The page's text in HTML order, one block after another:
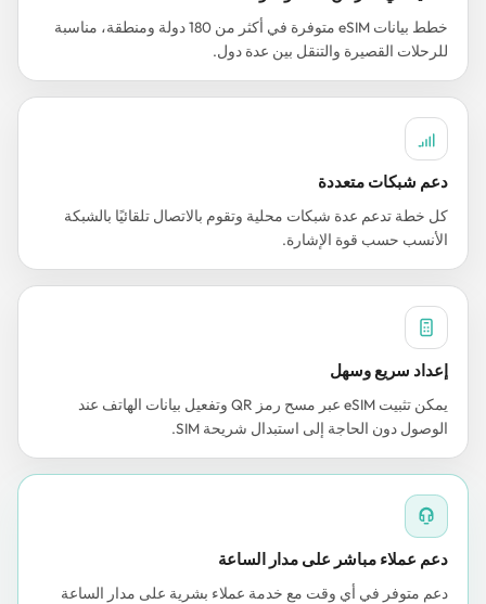
خطط بيانات eSIM متوفرة في أكثر من 180 دولة ومنطقة، مناسبة
للرحلات القصيرة والتنقل بين عدة دول.
دعم شبكات متعددة
كل خطة تدعم عدة شبكات محلية وتقوم بالاتصال تلقائيًا بالشبكة
الأنسب حسب قوة الإشارة.
إعداد سريع وسهل
يمكن تثبيت eSIM عبر مسح رمز QR وتفعيل بيانات الهاتف عند
الوصول دون الحاجة إلى استبدال شريحة SIM.
دعم عملاء مباشر على مدار الساعة
دعم متوفر في أي وقت مع خدمة عملاء بشرية على مدار الساعة